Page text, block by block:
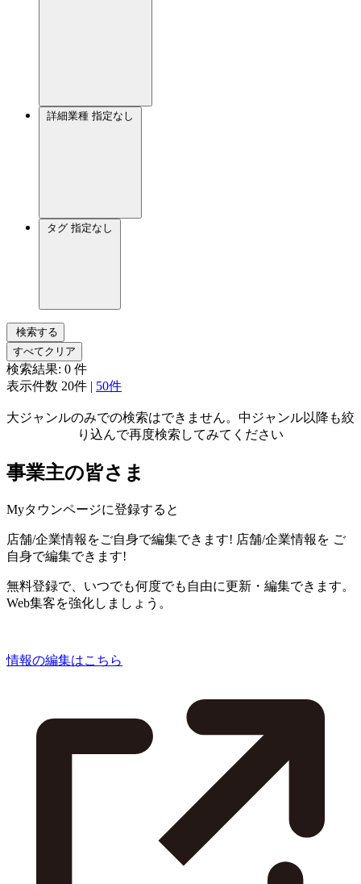
詳細業種 指定なし
タグ 指定なし
検索する
すべてクリア
検索結果: 0 件
表示件数 20件 | 50件
大ジャンルのみでの検索はできません。中ジャンル以降も絞
り込んで再度検索してみてください
事業主の皆さま
Myタウンページに登録すると
店舗/企業情報をご自身で編集できます! 店舗/企業情報を ご
自身で編集できます!
無料登録で、いつでも何度でも自由に更新・編集できます。
Web集客を強化しましょう。
情報の編集はこちら